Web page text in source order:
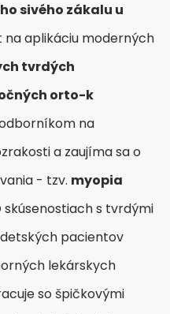
sivého zákalu u
na aplikáciu moderných
tvrdých
orto-k
na
a zaujíma sa o
- tzv. myopia
skúsenostiach s tvrdými
pacientov
lekárskych
so špičkovými